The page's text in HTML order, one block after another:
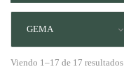
GEMA
Viendo 1–17 de 17 resultados